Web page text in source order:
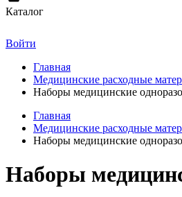
Каталог
Войти
Главная
Медицинские расходные
Наборы медицинские
Главная
Медицинские расходные
Наборы медицинские
Наборы